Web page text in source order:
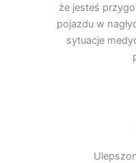
że jesteś
pojazdu w
sytuacje